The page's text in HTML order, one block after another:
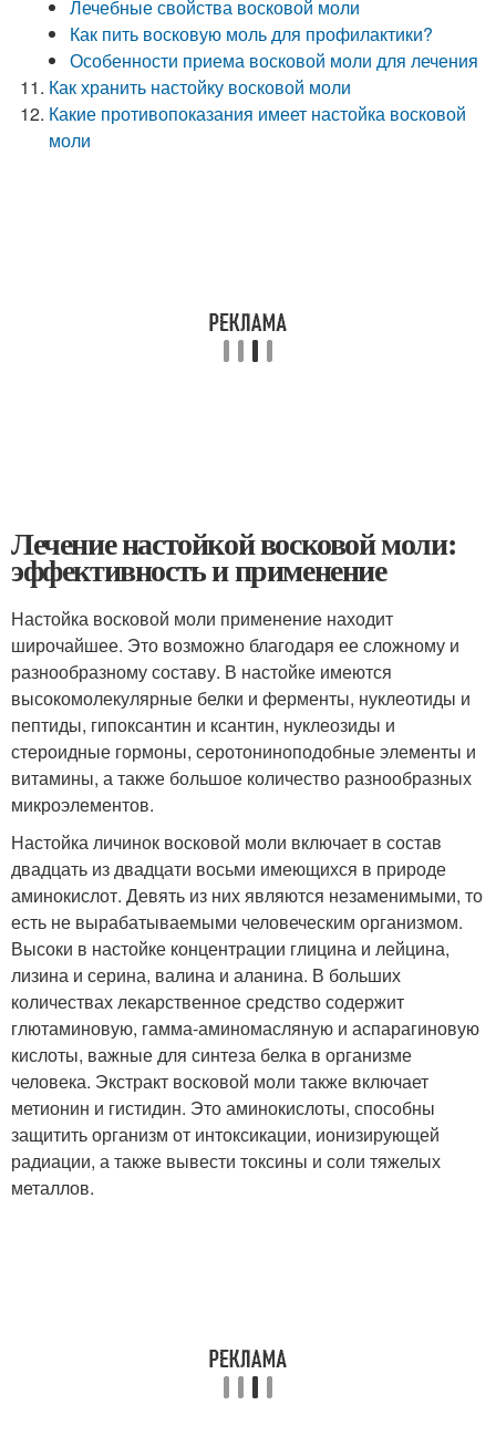
Лечебные свойства восковой моли
Как пить восковую моль для профилактики?
Особенности приема восковой моли для лечения
Как хранить настойку восковой моли
Какие противопоказания имеет настойка восковой
моли
Лечение настойкой восковой моли:
эффективность и применение
Настойка восковой моли применение находит
широчайшее. Это возможно благодаря ее сложному и
разнообразному составу. В настойке имеются
высокомолекулярные белки и ферменты, нуклеотиды и
пептиды, гипоксантин и ксантин, нуклеозиды и
стероидные гормоны, серотониноподобные элементы и
витамины, а также большое количество разнообразных
микроэлементов.
Настойка личинок восковой моли включает в состав
двадцать из двадцати восьми имеющихся в природе
аминокислот. Девять из них являются незаменимыми, то
есть не вырабатываемыми человеческим организмом.
Высоки в настойке концентрации глицина и лейцина,
лизина и серина, валина и аланина. В больших
количествах лекарственное средство содержит
глютаминовую, гамма-аминомасляную и аспарагиновую
кислоты, важные для синтеза белка в организме
человека. Экстракт восковой моли также включает
метионин и гистидин. Это аминокислоты, способны
защитить организм от интоксикации, ионизирующей
радиации, а также вывести токсины и соли тяжелых
металлов.